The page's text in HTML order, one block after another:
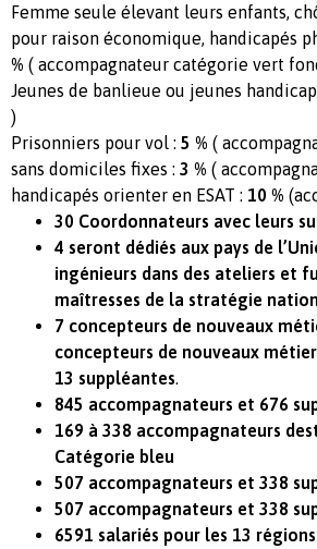
Femme seule élevant leurs enfants,
pour raison économique, handicapés
% ( accompagnateur catégorie vert
Jeunes de banlieue ou jeunes
)
Prisonniers pour vol : 5 % (
sans domiciles fixes : 3 % (
handicapés orienter en ESAT : 10 %
30 Coordonnateurs avec leurs
4 seront dédiés aux pays de
ingénieurs dans des ateliers et
maîtresses de la stratégie
7 concepteurs de nouveaux
concepteurs de nouveaux
13 suppléantes.
845 accompagnateurs et 676
169 à 338 accompagnateurs
Catégorie bleu
507 accompagnateurs et 338
507 accompagnateurs et 338
6591 salariés pour les 13